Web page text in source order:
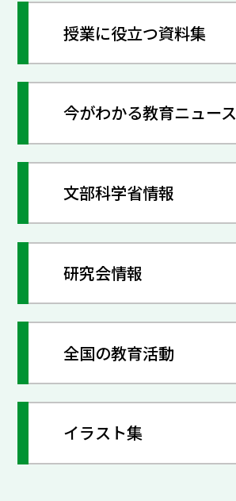
授業に役立つ資料集
今がわかる教育ニュース
文部科学省情報
研究会情報
全国の教育活動
イラスト集